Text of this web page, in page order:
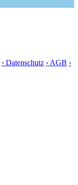
› Datenschutz › AGB ›